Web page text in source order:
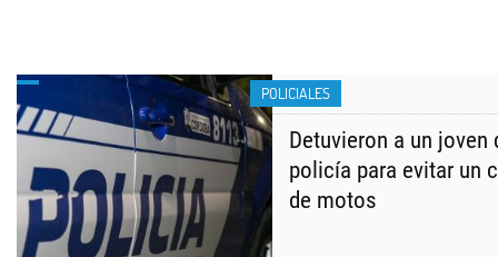
POLICIALES
Detuvieron a un
policía para evitar un
de motos